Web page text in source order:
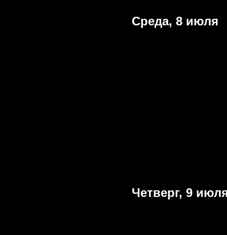
Среда, 8 июля
Четверг, 9